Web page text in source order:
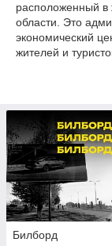
расположенный в
области. Это
экономический
жителей и
таких как
популярные
Билборд